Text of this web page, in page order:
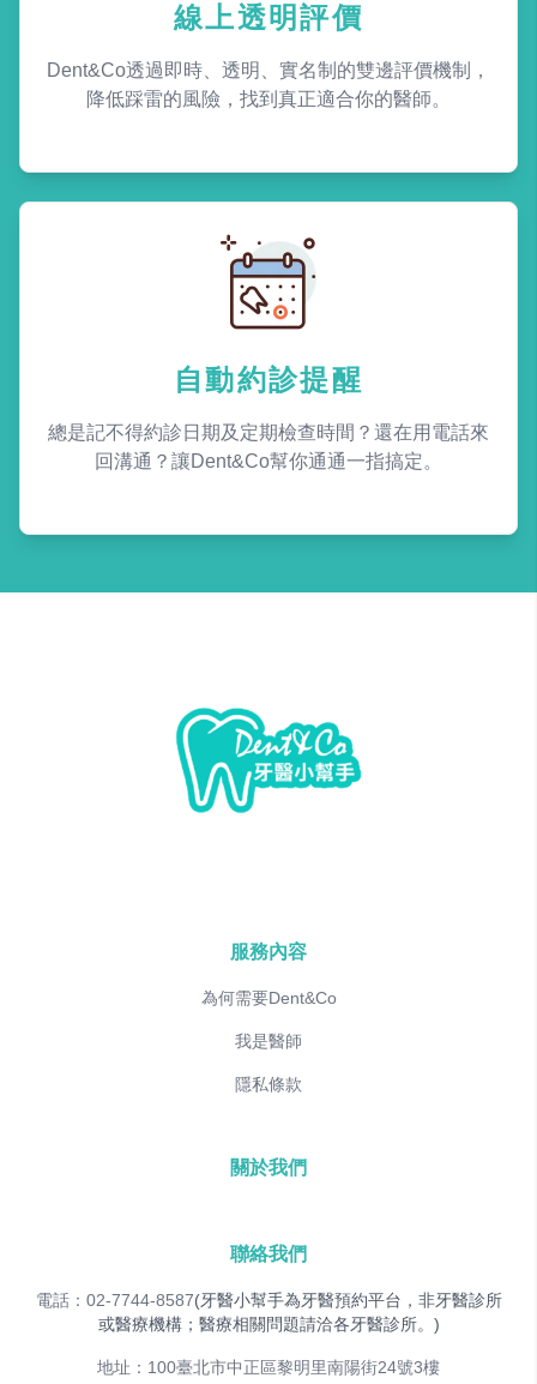
線上透明評價
Dent&Co透過即時、透明、實名制的雙邊評價機制，
降低踩雷的風險，找到真正適合你的醫師。
自動約診提醒
總是記不得約診日期及定期檢查時間？還在用電話來
回溝通？讓Dent&Co幫你通通一指搞定。
服務內容
為何需要Dent&Co
我是醫師
隱私條款
關於我們
聯絡我們
電話：02-7744-8587(牙醫小幫手為牙醫預約平台，非牙醫診所
或醫療機構；醫療相關問題請洽各牙醫診所。)
地址：100臺北市中正區黎明里南陽街24號3樓